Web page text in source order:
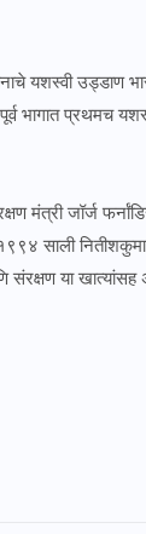
यशस्वी उड्डाण
पूर्व भागात प्रथमच
मंत्री जॉर्ज
साली
संरक्षण या खात्यांसह